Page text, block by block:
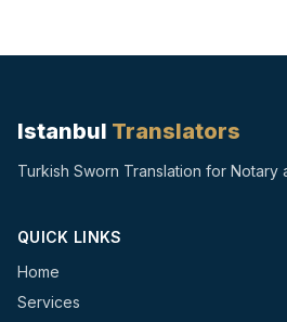
Istanbul Translators
Turkish Sworn Translation for Notary
QUICK LINKS
Home
Services